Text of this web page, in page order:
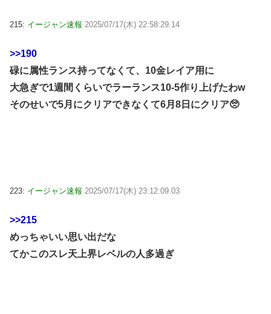
215: イージャン速報 2025/07/17(木) 22:58:29.14
>>190
碌に属性ランス持ってなくて、10金レイア用に
大急ぎで1週間くらいでラーランス10-5作り上げたわw
そのせいで5月にクリアできなくて6月8日にクリア🥺
223: イージャン速報 2025/07/17(木) 23:12:09.03
>>215
めっちゃいい思い出だな
てかこのスレ天上界レベルの人多過ぎ